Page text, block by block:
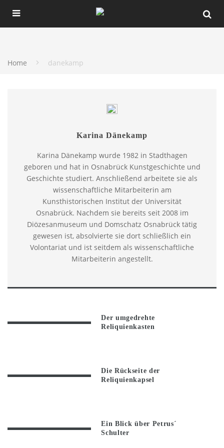
Home danekamp
Karina Dänekamp
Karina Dänekamp wurde 1982 in Stadthagen
geboren und hat in Osnabrück Kunstgeschichte und
Geschichte studiert. Anschließend arbeitete sie als
wissenschaftliche Mitarbeiterin am
Kunsthistorischen Institut der Universität
Osnabrück. Nachdem sie bereits seit 2008 im
Diözesanmuseum und Domschatz Osnabrück tätig
gewesen ist, absolvierte sie dort schließlich ein
Volontariat und ist seitdem als wissenschaftliche
Mitarbeiterin angestellt.
Der umgedrehte
Reliquienkasten
Die Rückseite der
Reliquienkapsel
Ein Blick über Petrus´
Schulter